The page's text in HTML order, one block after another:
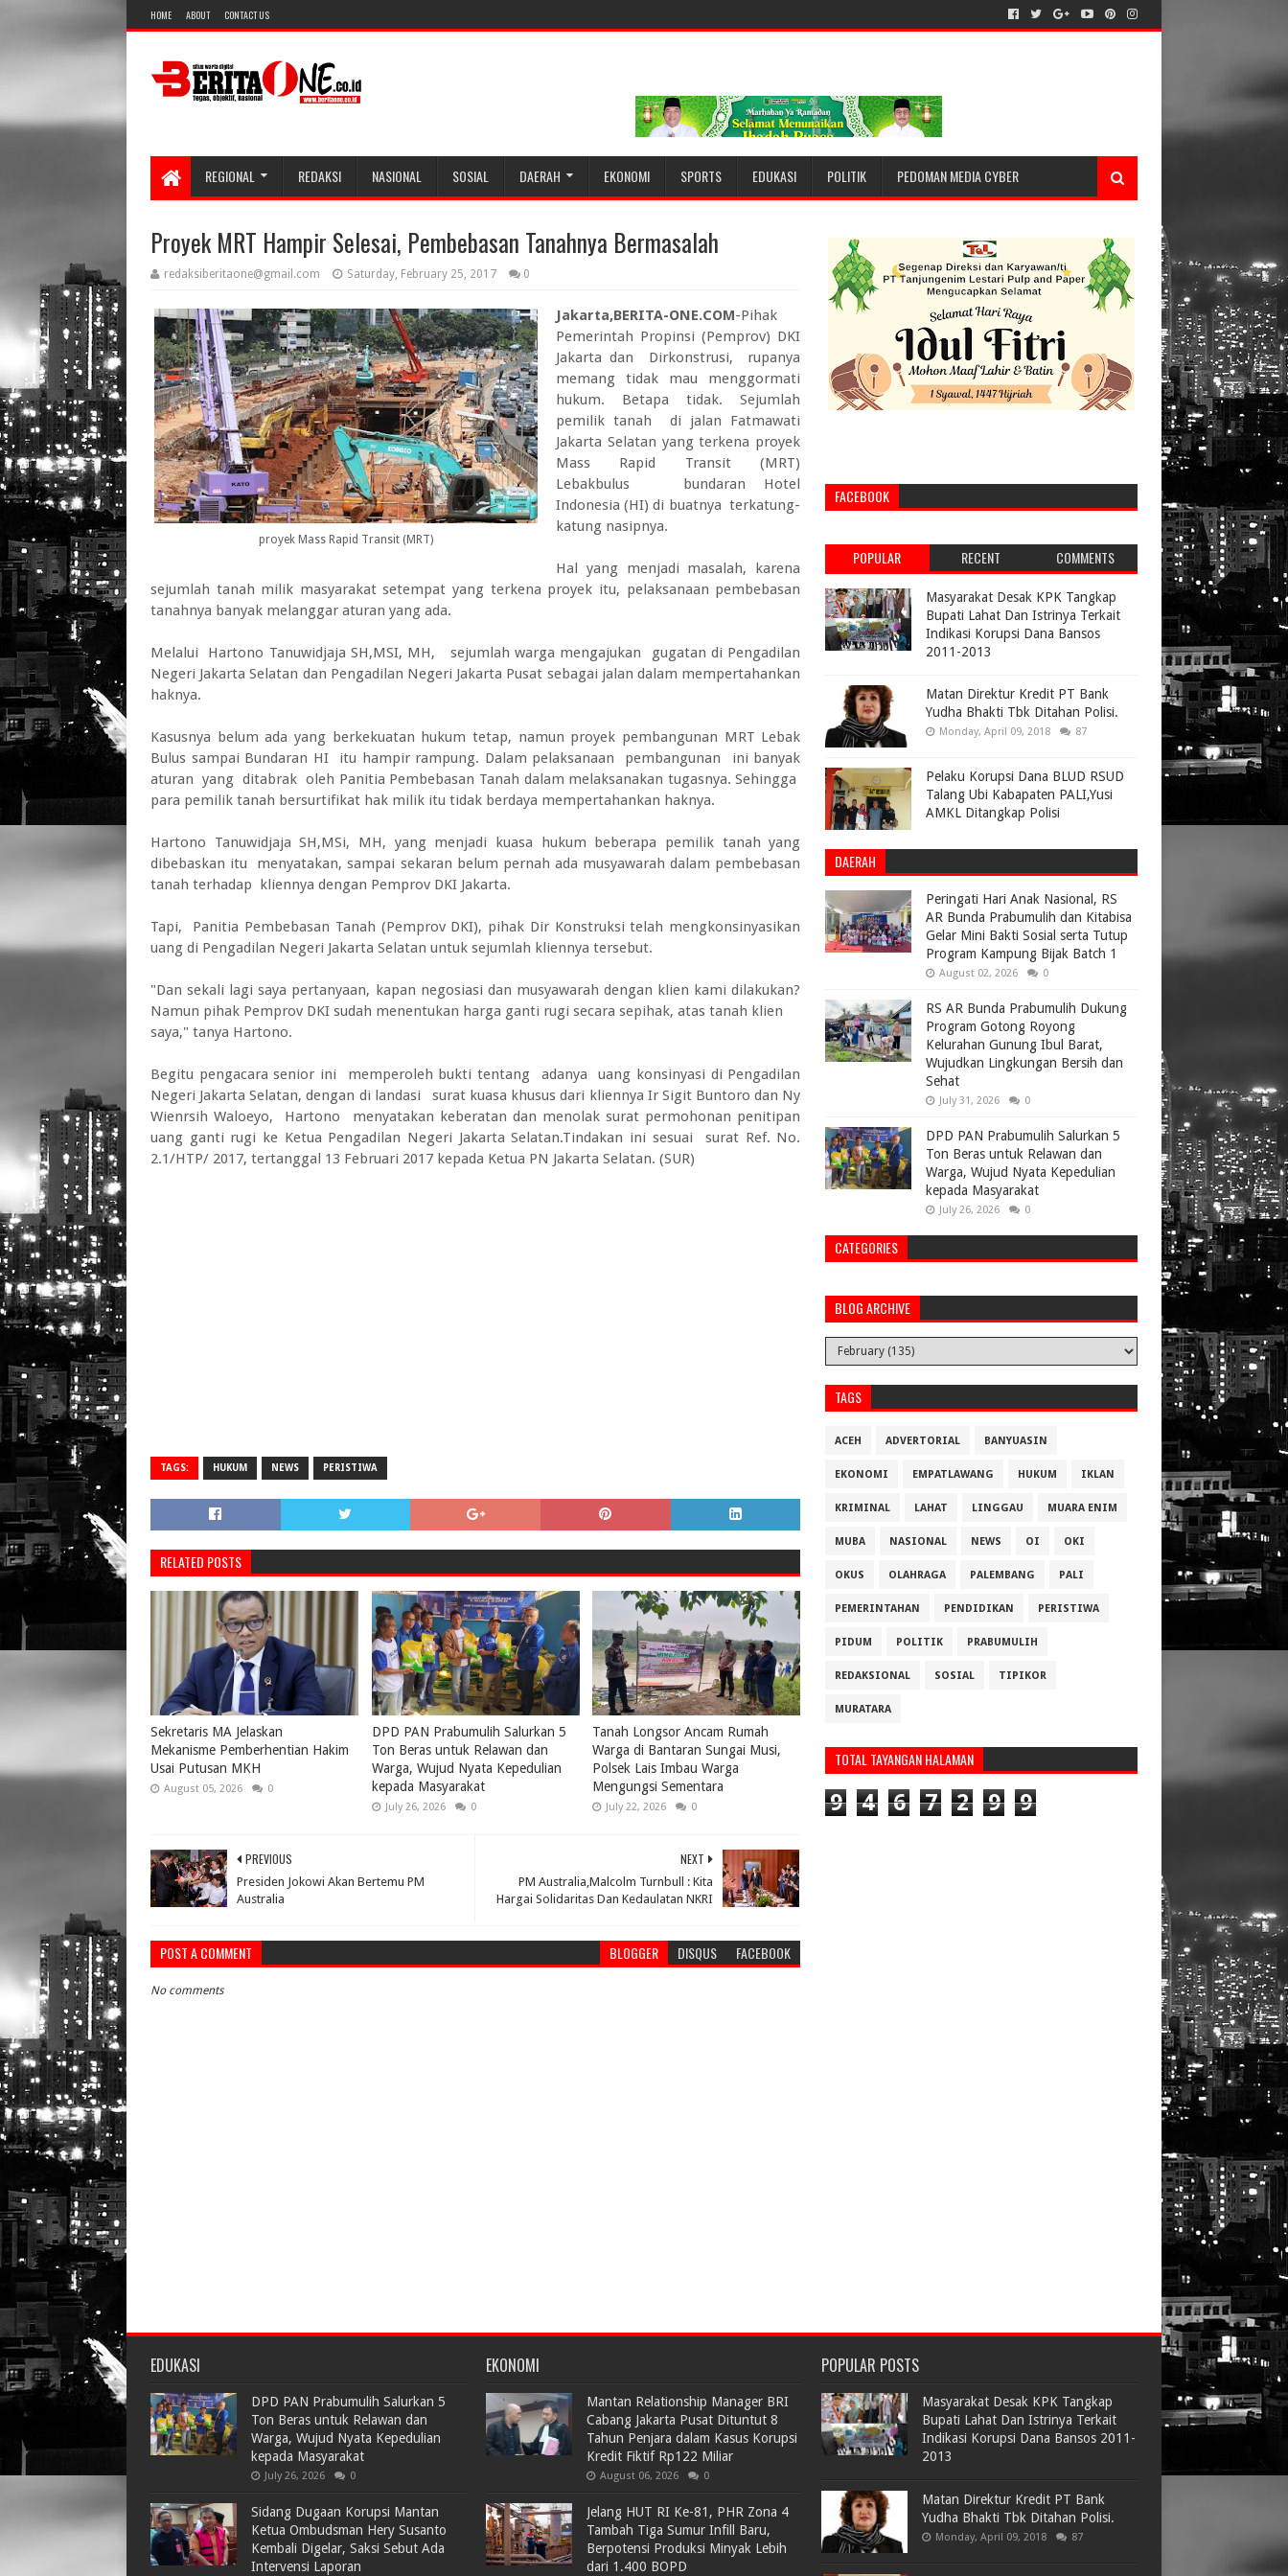
HOME ABOUT CONTACT US
REGIONAL REDAKSI NASIONAL SOSIAL DAERAH EKONOMI SPORTS EDUKASI POLITIK PEDOMAN MEDIA CYBER
Proyek MRT Hampir Selesai, Pembebasan Tanahnya Bermasalah
redaksiberitaone@gmail.com Saturday, February 25, 2017 0
proyek Mass Rapid Transit (MRT)
Jakarta,BERITA-ONE.COM-Pihak
Pemerintah Propinsi (Pemprov) DKI
Jakarta dan Dirkonstrusi, rupanya
memang tidak mau menggormati
hukum. Betapa tidak. Sejumlah
pemilik tanah di jalan Fatmawati
Jakarta Selatan yang terkena proyek
Mass Rapid Transit (MRT)
Lebakbulus bundaran Hotel
Indonesia (HI) di buatnya terkatung-
katung nasipnya.
Hal yang menjadi masalah, karena
sejumlah tanah milik masyarakat setempat yang terkena proyek itu, pelaksanaan pembebasan
tanahnya banyak melanggar aturan yang ada.
Melalui Hartono Tanuwidjaja SH,MSI, MH, sejumlah warga mengajukan gugatan di Pengadilan
Negeri Jakarta Selatan dan Pengadilan Negeri Jakarta Pusat sebagai jalan dalam mempertahankan
haknya.
Kasusnya belum ada yang berkekuatan hukum tetap, namun proyek pembangunan MRT Lebak
Bulus sampai Bundaran HI itu hampir rampung. Dalam pelaksanaan pembangunan ini banyak
aturan yang ditabrak oleh Panitia Pembebasan Tanah dalam melaksanakan tugasnya. Sehingga
para pemilik tanah bersurtifikat hak milik itu tidak berdaya mempertahankan haknya.
Hartono Tanuwidjaja SH,MSi, MH, yang menjadi kuasa hukum beberapa pemilik tanah yang
dibebaskan itu menyatakan, sampai sekaran belum pernah ada musyawarah dalam pembebasan
tanah terhadap kliennya dengan Pemprov DKI Jakarta.
Tapi, Panitia Pembebasan Tanah (Pemprov DKI), pihak Dir Konstruksi telah mengkonsinyasikan
uang di Pengadilan Negeri Jakarta Selatan untuk sejumlah kliennya tersebut.
"Dan sekali lagi saya pertanyaan, kapan negosiasi dan musyawarah dengan klien kami dilakukan?
Namun pihak Pemprov DKI sudah menentukan harga ganti rugi secara sepihak, atas tanah klien
saya," tanya Hartono.
Begitu pengacara senior ini memperoleh bukti tentang adanya uang konsinyasi di Pengadilan
Negeri Jakarta Selatan, dengan di landasi surat kuasa khusus dari kliennya Ir Sigit Buntoro dan Ny
Wienrsih Waloeyo, Hartono menyatakan keberatan dan menolak surat permohonan penitipan
uang ganti rugi ke Ketua Pengadilan Negeri Jakarta Selatan.Tindakan ini sesuai surat Ref. No.
2.1/HTP/ 2017, tertanggal 13 Februari 2017 kepada Ketua PN Jakarta Selatan. (SUR)
TAGS: HUKUM NEWS PERISTIWA
RELATED POSTS
Sekretaris MA Jelaskan
Mekanisme Pemberhentian Hakim
Usai Putusan MKH
August 05, 2026 0
DPD PAN Prabumulih Salurkan 5
Ton Beras untuk Relawan dan
Warga, Wujud Nyata Kepedulian
kepada Masyarakat
July 26, 2026 0
Tanah Longsor Ancam Rumah
Warga di Bantaran Sungai Musi,
Polsek Lais Imbau Warga
Mengungsi Sementara
July 22, 2026 0
NEXT
PM Australia,Malcolm Turnbull : Kita
Hargai Solidaritas Dan Kedaulatan NKRI
PREVIOUS
Presiden Jokowi Akan Bertemu PM
Australia
POST A COMMENT BLOGGER DISQUS FACEBOOK
No comments
FACEBOOK
POPULAR RECENT COMMENTS
Masyarakat Desak KPK Tangkap
Bupati Lahat Dan Istrinya Terkait
Indikasi Korupsi Dana Bansos
2011-2013
Matan Direktur Kredit PT Bank
Yudha Bhakti Tbk Ditahan Polisi.
Monday, April 09, 2018 87
Pelaku Korupsi Dana BLUD RSUD
Talang Ubi Kabapaten PALI,Yusi
AMKL Ditangkap Polisi
DAERAH
Peringati Hari Anak Nasional, RS
AR Bunda Prabumulih dan Kitabisa
Gelar Mini Bakti Sosial serta Tutup
Program Kampung Bijak Batch 1
August 02, 2026 0
RS AR Bunda Prabumulih Dukung
Program Gotong Royong
Kelurahan Gunung Ibul Barat,
Wujudkan Lingkungan Bersih dan
Sehat
July 31, 2026 0
DPD PAN Prabumulih Salurkan 5
Ton Beras untuk Relawan dan
Warga, Wujud Nyata Kepedulian
kepada Masyarakat
July 26, 2026 0
CATEGORIES
BLOG ARCHIVE
TAGS
ACEH ADVERTORIAL BANYUASIN
EKONOMI EMPATLAWANG HUKUM IKLAN
KRIMINAL LAHAT LINGGAU MUARA ENIM
MUBA NASIONAL NEWS OI OKI
OKUS OLAHRAGA PALEMBANG PALI
PEMERINTAHAN PENDIDIKAN PERISTIWA
PIDUM POLITIK PRABUMULIH
REDAKSIONAL SOSIAL TIPIKOR
MURATARA
TOTAL TAYANGAN HALAMAN
9 4 6 7 2 9 9
EDUKASI
DPD PAN Prabumulih Salurkan 5
Ton Beras untuk Relawan dan
Warga, Wujud Nyata Kepedulian
kepada Masyarakat
July 26, 2026 0
Sidang Dugaan Korupsi Mantan
Ketua Ombudsman Hery Susanto
Kembali Digelar, Saksi Sebut Ada
Intervensi Laporan
EKONOMI
Mantan Relationship Manager BRI
Cabang Jakarta Pusat Dituntut 8
Tahun Penjara dalam Kasus Korupsi
Kredit Fiktif Rp122 Miliar
August 06, 2026 0
Jelang HUT RI Ke-81, PHR Zona 4
Tambah Tiga Sumur Infill Baru,
Berpotensi Produksi Minyak Lebih
dari 1.400 BOPD
POPULAR POSTS
Masyarakat Desak KPK Tangkap
Bupati Lahat Dan Istrinya Terkait
Indikasi Korupsi Dana Bansos 2011-
2013
Matan Direktur Kredit PT Bank
Yudha Bhakti Tbk Ditahan Polisi.
Monday, April 09, 2018 87